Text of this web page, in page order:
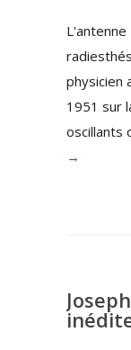
physicien
1951 sur
oscillants
→